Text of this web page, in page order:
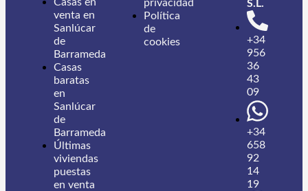
venta en
Sanlúcar
de
Barrameda
Casas
baratas
en
Sanlúcar
de
Barrameda
Últimas
viviendas
puestas
en venta
privacidad
Política
de
cookies
S.L.
+34
956
36
43
09
+34
658
92
14
19